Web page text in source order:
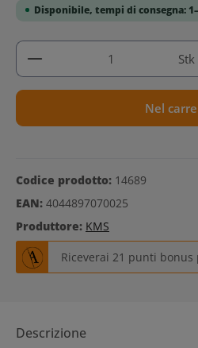
Disponibile, tempi di consegna:
Quantità del prodotto: Stk
Nel
Codice prodotto: 14689
EAN: 4044897070025
Produttore: KMS
Riceverai 21 punti
Descrizione